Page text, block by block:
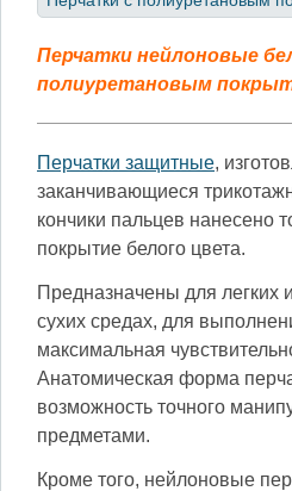
Перчатки нейлоновые
полиуретановым
Перчатки защитные,
заканчивающиеся
кончики пальцев нанесено
покрытие белого цвета.
Предназначены для легких
сухих средах, для
максимальная
Анатомическая форма
возможность точного
предметами.
Кроме того, нейлоновые